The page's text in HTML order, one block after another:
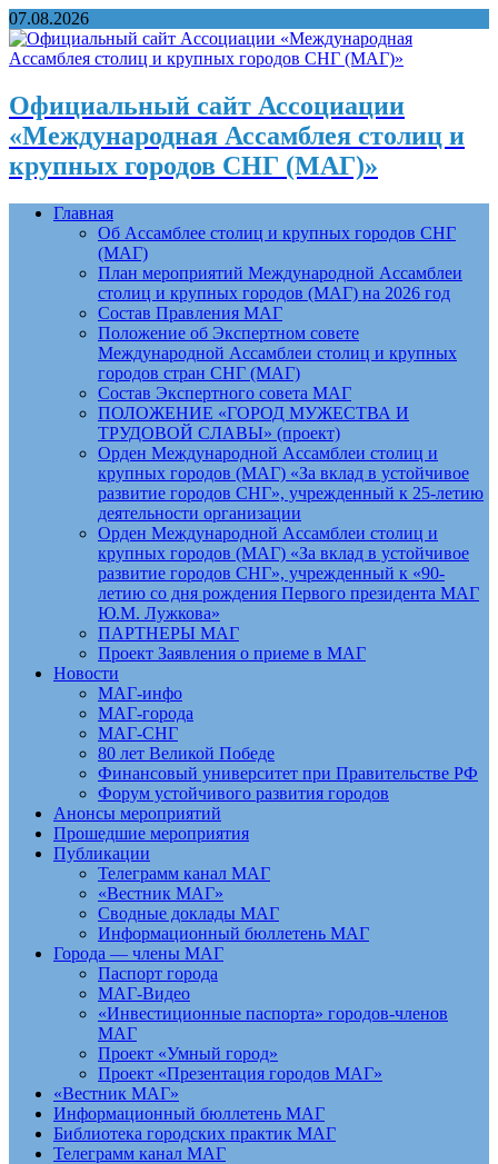
07.08.2026
Официальный сайт Ассоциации
«Международная Ассамблея столиц и
крупных городов СНГ (МАГ)»
Главная
Об Ассамблее столиц и крупных городов СНГ
(МАГ)
План мероприятий Международной Ассамблеи
столиц и крупных городов (МАГ) на 2026 год
Состав Правления МАГ
Положение об Экспертном совете
Международной Ассамблеи столиц и крупных
городов стран СНГ (МАГ)
Состав Экспертного совета МАГ
ПОЛОЖЕНИЕ «ГОРОД МУЖЕСТВА И
ТРУДОВОЙ СЛАВЫ» (проект)
Орден Международной Ассамблеи столиц и
крупных городов (МАГ) «За вклад в устойчивое
развитие городов СНГ», учрежденный к 25-летию
деятельности организации
Орден Международной Ассамблеи столиц и
крупных городов (МАГ) «За вклад в устойчивое
развитие городов СНГ», учрежденный к «90-
летию со дня рождения Первого президента МАГ
Ю.М. Лужкова»
ПАРТНЕРЫ МАГ
Проект Заявления о приеме в МАГ
Новости
МАГ-инфо
МАГ-города
МАГ-СНГ
80 лет Великой Победе
Финансовый университет при Правительстве РФ
Форум устойчивого развития городов
Анонсы мероприятий
Прошедшие мероприятия
Публикации
Телеграмм канал МАГ
«Вестник МАГ»
Сводные доклады МАГ
Информационный бюллетень МАГ
Города — члены МАГ
Паспорт города
МАГ-Видео
«Инвестиционные паспорта» городов-членов
МАГ
Проект «Умный город»
Проект «Презентация городов МАГ»
«Вестник МАГ»
Информационный бюллетень МАГ
Библиотека городских практик МАГ
Телеграмм канал МАГ